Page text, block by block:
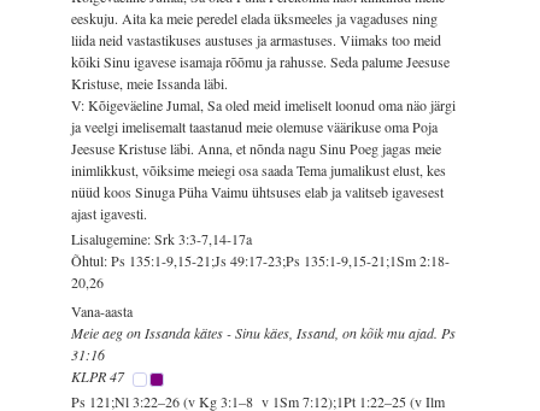
eeskuju. Aita ka meie peredel elada üksmeeles ja vagaduses ning
liida neid vastastikuses austuses ja armastuses. Viimaks too meid
kõiki Sinu igavese isamaja rõõmu ja rahusse. Seda palume Jeesuse
Kristuse, meie Issanda läbi.
V: Kõigeväeline Jumal, Sa oled meid imeliselt loonud oma näo järgi
ja veelgi imelisemalt taastanud meie olemuse väärikuse oma Poja
Jeesuse Kristuse läbi. Anna, et nõnda nagu Sinu Poeg jagas meie
inimlikkust, võiksime meiegi osa saada Tema jumalikust elust, kes
nüüd koos Sinuga Püha Vaimu ühtsuses elab ja valitseb igavesest
ajast igavesti.
Lisalugemine: Srk 3:3-7,14-17a
Õhtul: Ps 135:1-9,15-21;Js 49:17-23;Ps 135:1-9,15-21;1Sm 2:18-
20,26
Vana-aasta
Meie aeg on Issanda kätes - Sinu käes, Issand, on kõik mu ajad. Ps
31:16
KLPR 47
Ps 121;Nl 3:22–26 (v Kg 3:1–8 v 1Sm 7:12);1Pt 1:22–25 (v Ilm